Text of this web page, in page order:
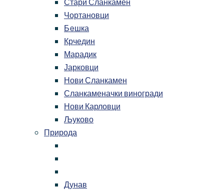
Чортановци
Бeшка
Крчедин
Марадик
Јарковци
Нови Сланкамен
Сланкаменачки виногради
Нови Карловци
Љуково
Природа
Дунав